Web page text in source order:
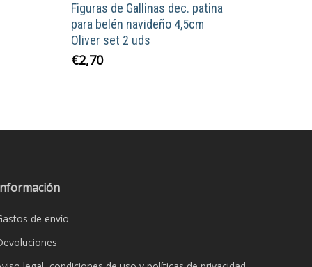
Figuras de Gallinas dec. patina
para belén navideño 4,5cm
Oliver set 2 uds
€2,70
de envío